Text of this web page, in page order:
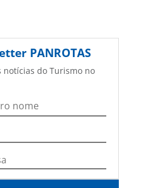
PANROTAS
notícias do Turismo no